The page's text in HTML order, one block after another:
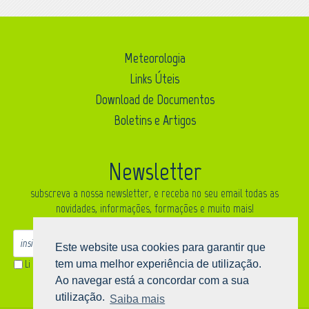
Este website usa cookies para garantir que
tem uma melhor experiência de utilização.
Ao navegar está a concordar com a sua
utilização. Saiba mais
Meteorologia
Links Úteis
Download de Documentos
Boletins e Artigos
Newsletter
subscreva a nossa newsletter, e receba no seu email todas as
novidades, informações, formações e muito mais!
Li a informação sobre a proteção de dadose aceito o processamento e
uso dos meus dados pessoais para os fins mencionados.